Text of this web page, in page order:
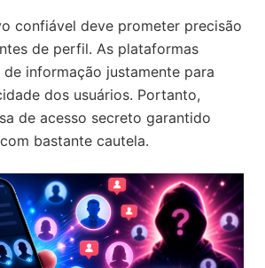
confiável deve prometer precisão
de perfil. As plataformas
informação justamente para
dos usuários. Portanto,
de acesso secreto garantido
bastante cautela.